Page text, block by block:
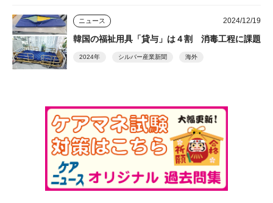
ニュース 2024/12/19
韓国の福祉用具「貸与」は４割 消毒工程に課題
2024年 シルバー産業新聞 海外